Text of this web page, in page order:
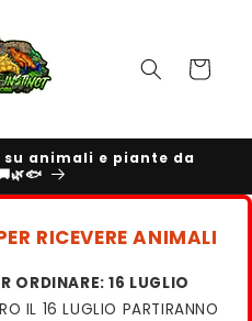
Carrello
su animali e piante da
RICEVERE ANIMALI
ORDINARE: 16 LUGLIO
IL 16 LUGLIO PARTIRANNO